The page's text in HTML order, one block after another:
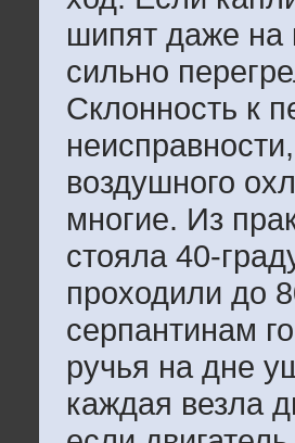
шипят даже на
сильно
Склонность к
воздушного
многие. Из
стояла 40-
проходили до
серпантинам
ручья на дне
каждая везла